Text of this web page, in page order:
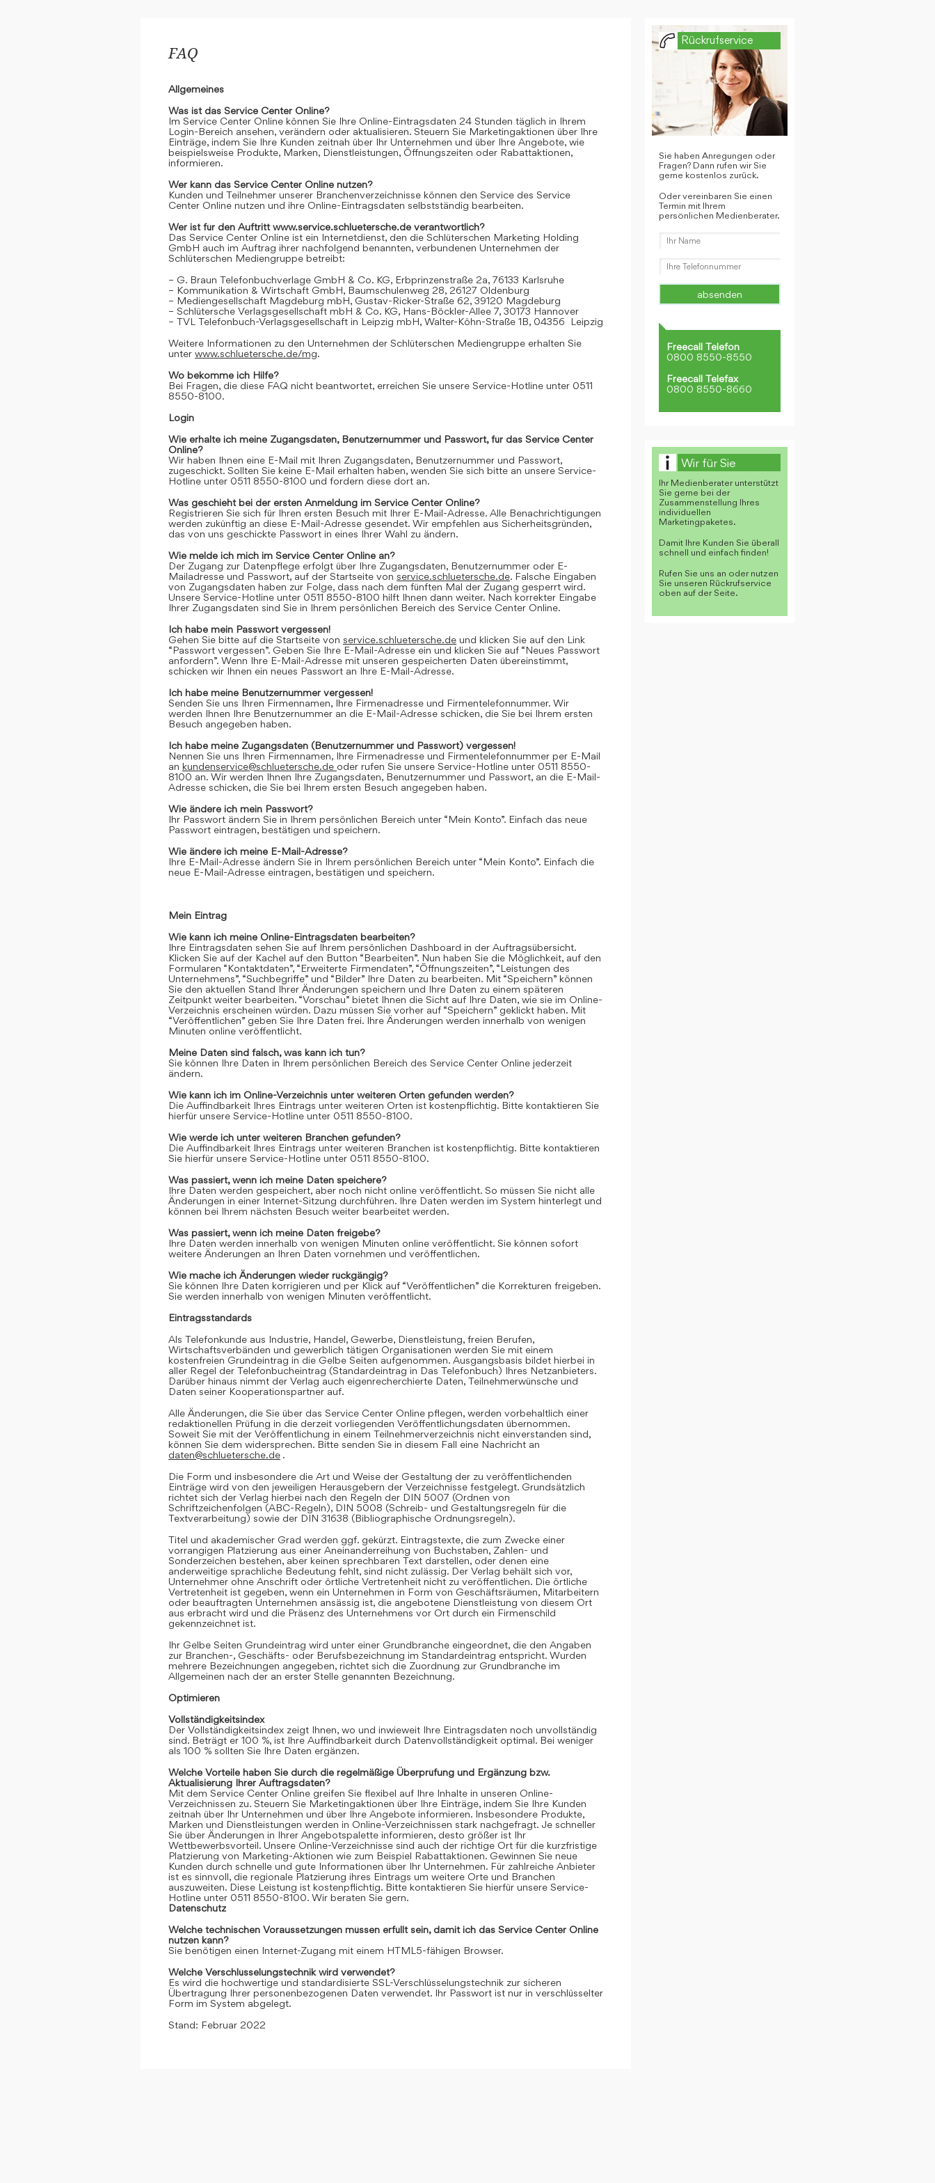
FAQ
Allgemeines
Was ist das Service Center Online?
Im Service Center Online können Sie Ihre Online-Eintragsdaten 24 Stunden täglich in Ihrem
Login-Bereich ansehen, verändern oder aktualisieren. Steuern Sie Marketingaktionen über Ihre
Einträge, indem Sie Ihre Kunden zeitnah über Ihr Unternehmen und über Ihre Angebote, wie
beispielsweise Produkte, Marken, Dienstleistungen, Öffnungszeiten oder Rabattaktionen,
informieren.
Wer kann das Service Center Online nutzen?
Kunden und Teilnehmer unserer Branchenverzeichnisse können den Service des Service
Center Online nutzen und ihre Online-Eintragsdaten selbstständig bearbeiten.
Wer ist für den Auftritt www.service.schluetersche.de verantwortlich?
Das Service Center Online ist ein Internetdienst, den die Schlüterschen Marketing Holding
GmbH auch im Auftrag ihrer nachfolgend benannten, verbundenen Unternehmen der
Schlüterschen Mediengruppe betreibt:
– G. Braun Telefonbuchverlage GmbH & Co. KG, Erbprinzenstraße 2a, 76133 Karlsruhe
– Kommunikation & Wirtschaft GmbH, Baumschulenweg 28, 26127 Oldenburg
– Mediengesellschaft Magdeburg mbH, Gustav-Ricker-Straße 62, 39120 Magdeburg
– Schlütersche Verlagsgesellschaft mbH & Co. KG, Hans-Böckler-Allee 7, 30173 Hannover
– TVL Telefonbuch-Verlagsgesellschaft in Leipzig mbH, Walter-Köhn-Straße 1B, 04356 Leipzig
Weitere Informationen zu den Unternehmen der Schlüterschen Mediengruppe erhalten Sie
unter www.schluetersche.de/mg.
Wo bekomme ich Hilfe?
Bei Fragen, die diese FAQ nicht beantwortet, erreichen Sie unsere Service-Hotline unter 0511
8550-8100.
Login
Wie erhalte ich meine Zugangsdaten, Benutzernummer und Passwort, für das Service Center
Online?
Wir haben Ihnen eine E-Mail mit Ihren Zugangsdaten, Benutzernummer und Passwort,
zugeschickt. Sollten Sie keine E-Mail erhalten haben, wenden Sie sich bitte an unsere Service-
Hotline unter 0511 8550-8100 und fordern diese dort an.
Was geschieht bei der ersten Anmeldung im Service Center Online?
Registrieren Sie sich für Ihren ersten Besuch mit Ihrer E-Mail-Adresse. Alle Benachrichtigungen
werden zukünftig an diese E-Mail-Adresse gesendet. Wir empfehlen aus Sicherheitsgründen,
das von uns geschickte Passwort in eines Ihrer Wahl zu ändern.
Wie melde ich mich im Service Center Online an?
Der Zugang zur Datenpflege erfolgt über Ihre Zugangsdaten, Benutzernummer oder E-
Mailadresse und Passwort, auf der Startseite von service.schluetersche.de. Falsche Eingaben
von Zugangsdaten haben zur Folge, dass nach dem fünften Mal der Zugang gesperrt wird.
Unsere Service-Hotline unter 0511 8550-8100 hilft Ihnen dann weiter. Nach korrekter Eingabe
Ihrer Zugangsdaten sind Sie in Ihrem persönlichen Bereich des Service Center Online.
Ich habe mein Passwort vergessen!
Gehen Sie bitte auf die Startseite von service.schluetersche.de und klicken Sie auf den Link
“Passwort vergessen”. Geben Sie Ihre E-Mail-Adresse ein und klicken Sie auf “Neues Passwort
anfordern”. Wenn Ihre E-Mail-Adresse mit unseren gespeicherten Daten übereinstimmt,
schicken wir Ihnen ein neues Passwort an Ihre E-Mail-Adresse.
Ich habe meine Benutzernummer vergessen!
Senden Sie uns Ihren Firmennamen, Ihre Firmenadresse und Firmentelefonnummer. Wir
werden Ihnen Ihre Benutzernummer an die E-Mail-Adresse schicken, die Sie bei Ihrem ersten
Besuch angegeben haben.
Ich habe meine Zugangsdaten (Benutzernummer und Passwort) vergessen!
Nennen Sie uns Ihren Firmennamen, Ihre Firmenadresse und Firmentelefonnummer per E-Mail
an kundenservice@schluetersche.de oder rufen Sie unsere Service-Hotline unter 0511 8550-
8100 an. Wir werden Ihnen Ihre Zugangsdaten, Benutzernummer und Passwort, an die E-Mail-
Adresse schicken, die Sie bei Ihrem ersten Besuch angegeben haben.
Wie ändere ich mein Passwort?
Ihr Passwort ändern Sie in Ihrem persönlichen Bereich unter “Mein Konto”. Einfach das neue
Passwort eintragen, bestätigen und speichern.
Wie ändere ich meine E-Mail-Adresse?
Ihre E-Mail-Adresse ändern Sie in Ihrem persönlichen Bereich unter “Mein Konto”. Einfach die
neue E-Mail-Adresse eintragen, bestätigen und speichern.
Mein Eintrag
Wie kann ich meine Online-Eintragsdaten bearbeiten?
Ihre Eintragsdaten sehen Sie auf Ihrem persönlichen Dashboard in der Auftragsübersicht.
Klicken Sie auf der Kachel auf den Button “Bearbeiten”. Nun haben Sie die Möglichkeit, auf den
Formularen “Kontaktdaten”, “Erweiterte Firmendaten”, “Öffnungszeiten”, “Leistungen des
Unternehmens”, “Suchbegriffe” und “Bilder” Ihre Daten zu bearbeiten. Mit “Speichern” können
Sie den aktuellen Stand Ihrer Änderungen speichern und Ihre Daten zu einem späteren
Zeitpunkt weiter bearbeiten. “Vorschau” bietet Ihnen die Sicht auf Ihre Daten, wie sie im Online-
Verzeichnis erscheinen würden. Dazu müssen Sie vorher auf “Speichern” geklickt haben. Mit
“Veröffentlichen” geben Sie Ihre Daten frei. Ihre Änderungen werden innerhalb von wenigen
Minuten online veröffentlicht.
Meine Daten sind falsch, was kann ich tun?
Sie können Ihre Daten in Ihrem persönlichen Bereich des Service Center Online jederzeit
ändern.
Wie kann ich im Online-Verzeichnis unter weiteren Orten gefunden werden?
Die Auffindbarkeit Ihres Eintrags unter weiteren Orten ist kostenpflichtig. Bitte kontaktieren Sie
hierfür unsere Service-Hotline unter 0511 8550-8100.
Wie werde ich unter weiteren Branchen gefunden?
Die Auffindbarkeit Ihres Eintrags unter weiteren Branchen ist kostenpflichtig. Bitte kontaktieren
Sie hierfür unsere Service-Hotline unter 0511 8550-8100.
Was passiert, wenn ich meine Daten speichere?
Ihre Daten werden gespeichert, aber noch nicht online veröffentlicht. So müssen Sie nicht alle
Änderungen in einer Internet-Sitzung durchführen. Ihre Daten werden im System hinterlegt und
können bei Ihrem nächsten Besuch weiter bearbeitet werden.
Was passiert, wenn ich meine Daten freigebe?
Ihre Daten werden innerhalb von wenigen Minuten online veröffentlicht. Sie können sofort
weitere Änderungen an Ihren Daten vornehmen und veröffentlichen.
Wie mache ich Änderungen wieder rückgängig?
Sie können Ihre Daten korrigieren und per Klick auf “Veröffentlichen” die Korrekturen freigeben.
Sie werden innerhalb von wenigen Minuten veröffentlicht.
Eintragsstandards
Als Telefonkunde aus Industrie, Handel, Gewerbe, Dienstleistung, freien Berufen,
Wirtschaftsverbänden und gewerblich tätigen Organisationen werden Sie mit einem
kostenfreien Grundeintrag in die Gelbe Seiten aufgenommen. Ausgangsbasis bildet hierbei in
aller Regel der Telefonbucheintrag (Standardeintrag in Das Telefonbuch) Ihres Netzanbieters.
Darüber hinaus nimmt der Verlag auch eigenrecherchierte Daten, Teilnehmerwünsche und
Daten seiner Kooperationspartner auf.
Alle Änderungen, die Sie über das Service Center Online pflegen, werden vorbehaltlich einer
redaktionellen Prüfung in die derzeit vorliegenden Veröffentlichungsdaten übernommen.
Soweit Sie mit der Veröffentlichung in einem Teilnehmerverzeichnis nicht einverstanden sind,
können Sie dem widersprechen. Bitte senden Sie in diesem Fall eine Nachricht an
daten@schluetersche.de .
Die Form und insbesondere die Art und Weise der Gestaltung der zu veröffentlichenden
Einträge wird von den jeweiligen Herausgebern der Verzeichnisse festgelegt. Grundsätzlich
richtet sich der Verlag hierbei nach den Regeln der DIN 5007 (Ordnen von
Schriftzeichenfolgen (ABC-Regeln), DIN 5008 (Schreib- und Gestaltungsregeln für die
Textverarbeitung) sowie der DIN 31638 (Bibliographische Ordnungsregeln).
Titel und akademischer Grad werden ggf. gekürzt. Eintragstexte, die zum Zwecke einer
vorrangigen Platzierung aus einer Aneinanderreihung von Buchstaben, Zahlen- und
Sonderzeichen bestehen, aber keinen sprechbaren Text darstellen, oder denen eine
anderweitige sprachliche Bedeutung fehlt, sind nicht zulässig. Der Verlag behält sich vor,
Unternehmer ohne Anschrift oder örtliche Vertretenheit nicht zu veröffentlichen. Die örtliche
Vertretenheit ist gegeben, wenn ein Unternehmen in Form von Geschäftsräumen, Mitarbeitern
oder beauftragten Unternehmen ansässig ist, die angebotene Dienstleistung von diesem Ort
aus erbracht wird und die Präsenz des Unternehmens vor Ort durch ein Firmenschild
gekennzeichnet ist.
Ihr Gelbe Seiten Grundeintrag wird unter einer Grundbranche eingeordnet, die den Angaben
zur Branchen-, Geschäfts- oder Berufsbezeichnung im Standardeintrag entspricht. Wurden
mehrere Bezeichnungen angegeben, richtet sich die Zuordnung zur Grundbranche im
Allgemeinen nach der an erster Stelle genannten Bezeichnung.
Optimieren
Vollständigkeitsindex
Der Vollständigkeitsindex zeigt Ihnen, wo und inwieweit Ihre Eintragsdaten noch unvollständig
sind. Beträgt er 100 %, ist Ihre Auffindbarkeit durch Datenvollständigkeit optimal. Bei weniger
als 100 % sollten Sie Ihre Daten ergänzen.
Welche Vorteile haben Sie durch die regelmäßige Überprüfung und Ergänzung bzw.
Aktualisierung Ihrer Auftragsdaten?
Mit dem Service Center Online greifen Sie flexibel auf Ihre Inhalte in unseren Online-
Verzeichnissen zu. Steuern Sie Marketingaktionen über Ihre Einträge, indem Sie Ihre Kunden
zeitnah über Ihr Unternehmen und über Ihre Angebote informieren. Insbesondere Produkte,
Marken und Dienstleistungen werden in Online-Verzeichnissen stark nachgefragt. Je schneller
Sie über Änderungen in Ihrer Angebotspalette informieren, desto größer ist Ihr
Wettbewerbsvorteil. Unsere Online-Verzeichnisse sind auch der richtige Ort für die kurzfristige
Platzierung von Marketing-Aktionen wie zum Beispiel Rabattaktionen. Gewinnen Sie neue
Kunden durch schnelle und gute Informationen über Ihr Unternehmen. Für zahlreiche Anbieter
ist es sinnvoll, die regionale Platzierung ihres Eintrags um weitere Orte und Branchen
auszuweiten. Diese Leistung ist kostenpflichtig. Bitte kontaktieren Sie hierfür unsere Service-
Hotline unter 0511 8550-8100. Wir beraten Sie gern.
Datenschutz
Welche technischen Voraussetzungen müssen erfüllt sein, damit ich das Service Center Online
nutzen kann?
Sie benötigen einen Internet-Zugang mit einem HTML5-fähigen Browser.
Welche Verschlüsselungstechnik wird verwendet?
Es wird die hochwertige und standardisierte SSL-Verschlüsselungstechnik zur sicheren
Übertragung Ihrer personenbezogenen Daten verwendet. Ihr Passwort ist nur in verschlüsselter
Form im System abgelegt.
Stand: Februar 2022
Rückrufservice
Sie haben Anregungen oder
Fragen? Dann rufen wir Sie
gerne kostenlos zurück.
Oder vereinbaren Sie einen
Termin mit Ihrem
persönlichen Medienberater.
Freecall Telefon
0800 8550-8550
Freecall Telefax
0800 8550-8660
Wir für Sie
Ihr Medienberater unterstützt
Sie gerne bei der
Zusammenstellung Ihres
individuellen
Marketingpaketes.
Damit Ihre Kunden Sie überall
schnell und einfach finden!
Rufen Sie uns an oder nutzen
Sie unseren Rückrufservice
oben auf der Seite.